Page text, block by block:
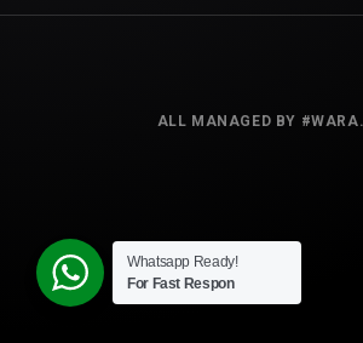
ALL MANAGED BY #WARA.
Whatsapp Ready!
For Fast Respon